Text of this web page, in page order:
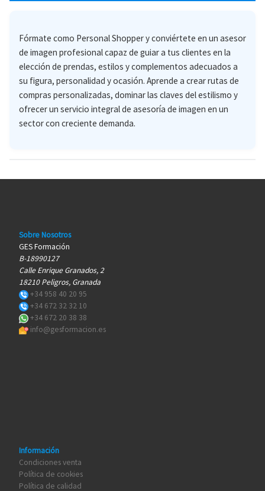
Fórmate como Personal Shopper y conviértete en un asesor
de imagen profesional capaz de guiar a tus clientes en la
elección de prendas, estilos y complementos adecuados a
su figura, personalidad y ocasión. Aprende a crear rutas de
compras personalizadas, dominar las claves del estilismo y
ofrecer un servicio integral de asesoría de imagen en un
sector con creciente demanda.
Sobre Nosotros
GES Formación
B-18990127
Calle Enrique Granados, 2
18210 Peligros, Granada
+34 958 40 20 95
+34 672 32 32 10
+34 672 20 38 38
info@gesformacion.es
Información
Condiciones venta
Política de cookies
Política de calidad